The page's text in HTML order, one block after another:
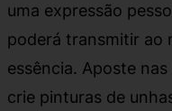
uma expressão
poderá transmitir ao
essência. Aposte
crie pinturas de